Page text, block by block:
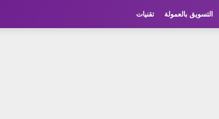
التسويق بالعمولة تقنيات